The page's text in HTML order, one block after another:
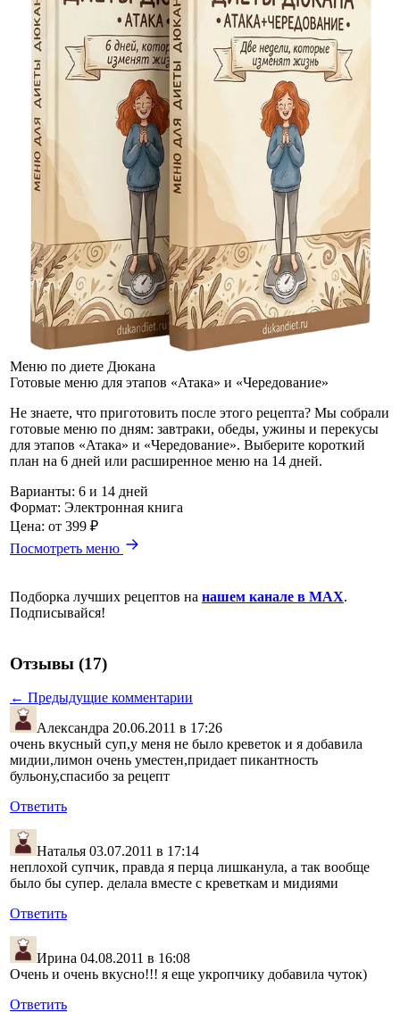
Меню по диете Дюкана
Готовые меню для этапов «Атака» и «Чередование»
Не знаете, что приготовить после этого рецепта? Мы собрали
готовые меню по дням: завтраки, обеды, ужины и перекусы
для этапов «Атака» и «Чередование». Выберите короткий
план на 6 дней или расширенное меню на 14 дней.
Варианты: 6 и 14 дней
Формат: Электронная книга
Цена: от 399 ₽
Посмотреть меню
Подборка лучших рецептов на нашем канале в MAX.
Подписывайся!
Отзывы (17)
← Предыдущие комментарии
Александра 20.06.2011 в 17:26
очень вкусный суп,у меня не было креветок и я добавила
мидии,лимон очень уместен,придает пикантность
бульону,спасибо за рецепт
Ответить
Наталья 03.07.2011 в 17:14
неплохой супчик, правда я перца лишканула, а так вообще
было бы супер. делала вместе с креветкам и мидиями
Ответить
Ирина 04.08.2011 в 16:08
Очень и очень вкусно!!! я еще укропчику добавила чуток)
Ответить